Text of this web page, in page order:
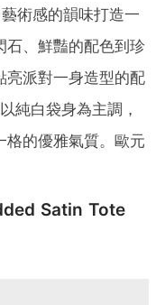
術感的韻味打造一
石、鮮豔的配色到珍
亮派對一身造型的配
純白袋身為主調，
格的優雅氣質。歐元
Satin Tote